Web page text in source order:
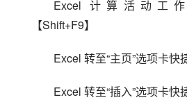
Excel 计算活动工
【Shift+F9】
Excel 转至“主页”选项卡
Excel 转至“插入”选项卡